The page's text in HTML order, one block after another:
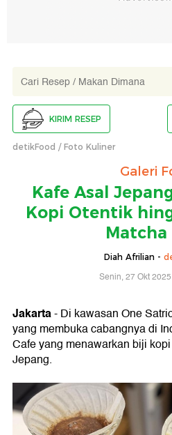
KIRIM RESEP
detikFood Foto Kuliner
Galeri
Kafe Asal
Kopi Otentik
Matcha
Diah Afrilian -
Senin, 27 Okt
Jakarta- Di kawasan One
yang membuka cabangnya di
Cafe yang menawarkan biji
Jepang.